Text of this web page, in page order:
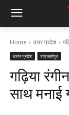
Home उत्तर प्रदेश
उत्तर प्रदेश शाहजहांपुर
गढ़िया
साथ मनाई